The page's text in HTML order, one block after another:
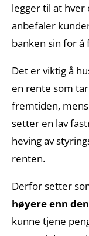
legger til at hver
anbefaler
banken sin for å
Det er viktig å
en rente som
fremtiden,
setter en lav
heving av
renten.
Derfor setter
høyere enn
kunne tjene